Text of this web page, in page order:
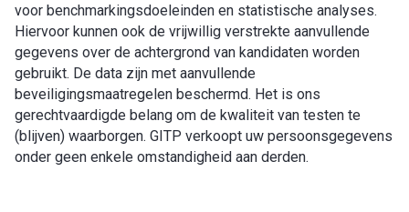
voor benchmarkingsdoeleinden en statistische analyses.
Hiervoor kunnen ook de vrijwillig verstrekte aanvullende
gegevens over de achtergrond van kandidaten worden
gebruikt. De data zijn met aanvullende
beveiligingsmaatregelen beschermd. Het is ons
gerechtvaardigde belang om de kwaliteit van testen te
(blijven) waarborgen. GITP verkoopt uw persoonsgegevens
onder geen enkele omstandigheid aan derden.